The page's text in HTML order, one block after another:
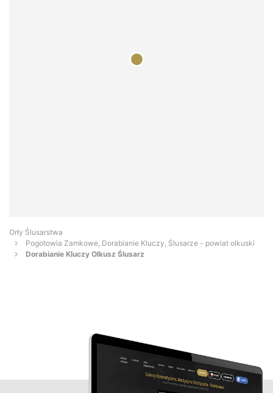
Orły Ślusarstwa
Pogotowia Zamkowe, Dorabianie Kluczy, Ślusarze - powiat olkuski
Dorabianie Kluczy Olkusz Ślusarz